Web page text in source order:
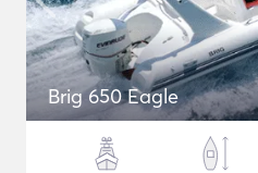
Brig 650 Eagle